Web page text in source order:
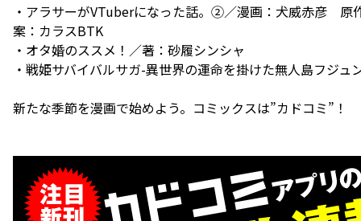
・アラサーがVTuberになった話。②／漫画：犬威赤彦
案：カラスBTK
・オタ婚のススメ！／著：砂履シンシャ
・戦姫サバイバルサガ-異世界の運命を掛けた無人島フジ
新たな季節を漫画で始めよう。コミックスは”カドコミ”！